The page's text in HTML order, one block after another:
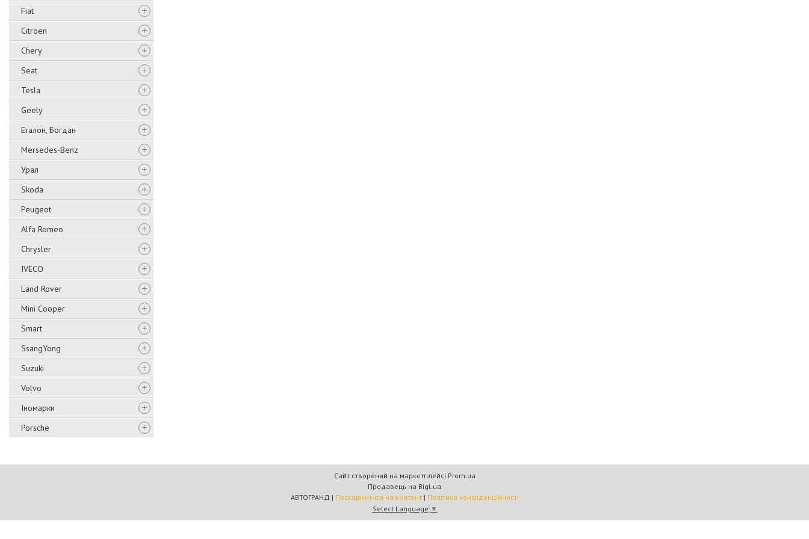
Fiat
Citroen
Chery
Seat
Tesla
Geely
Еталон, Богдан
Mersedes-Benz
Урал
Skoda
Peugeot
Alfa Romeo
Chrysler
IVECO
Land Rover
Mini Cooper
Smart
SsangYong
Suzuki
Volvo
Іномарки
Porsche
Сайт створений на маркетплейсі Prom.ua
Продавець на Bigl.ua
АВТОГРАНД | Поскаржитися на контент | Політика конфіденційності
Select Language ▼